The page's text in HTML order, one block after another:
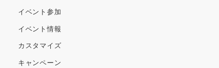
イベント参加
イベント情報
カスタマイズ
キャンペーン